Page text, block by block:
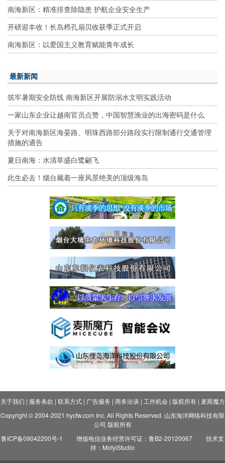
南海新区：精准排查除隐患 护航企业安全生产
开磅迎丰收！长岛栉孔扇贝收获季正式开启
南海新区：以爱国主义教育赋能青年成长
最新新闻
筑牢暑期安全防线 南海新区开展防溺水文明实践活动
一家山东企业让越南官员点赞，中国智慧渔业的出海密码是什么
关于对南海新区海晏路、明珠西路部分路段实行限制通行交通管理
措施的通告
夏日南海：水清草盛白鹭翩飞
此生必去！烟台藏着一座风景绝美的顶级海岛
关于我们 | 服务条款 | 联系方式| 广告服务 | 商务洽谈 | 工作机会| 版权所有| 麦斯魔方
Copyright © 2004-2021 hycfw.com Inc. All Rights Reserved. 山东海洋网络科技有限
公司 版权所有
鲁ICP备09042200号-1
增值电信业务经营许可证：鲁B2-20120067
技术支
持：MofyiStudio